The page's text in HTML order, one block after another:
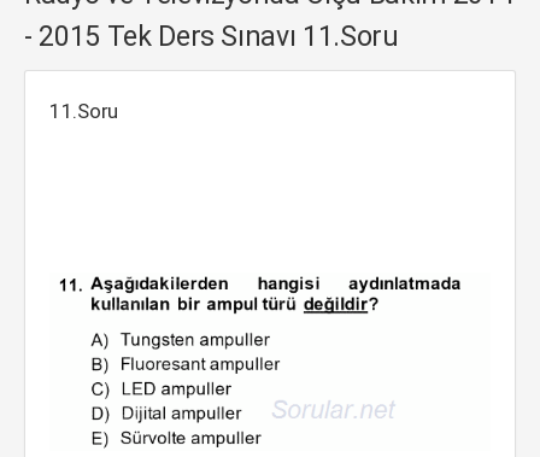
- 2015 Tek Ders Sınavı 11.Soru
11.Soru